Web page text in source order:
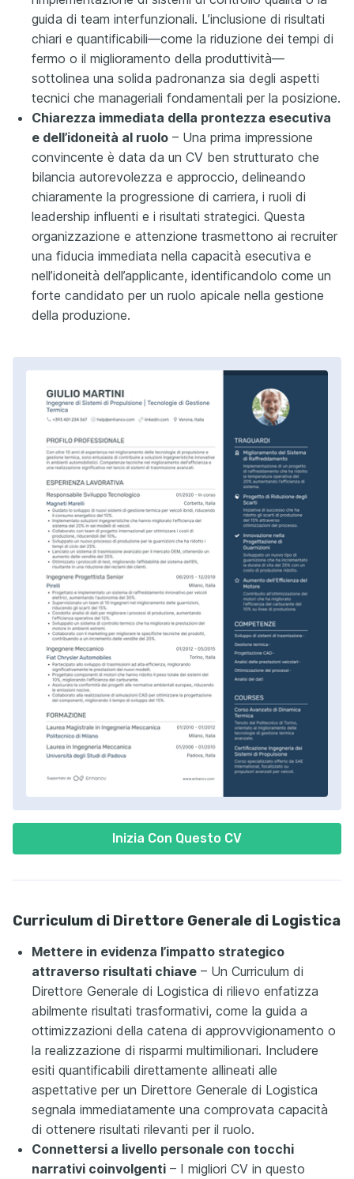
Inizia Con Questo CV
guida di team interfunzionali. L’inclusione di risultati
chiari e quantificabili—come la riduzione dei tempi di
fermo o il miglioramento della produttività—
sottolinea una solida padronanza sia degli aspetti
tecnici che manageriali fondamentali per la posizione.
Chiarezza immediata della prontezza esecutiva
e dell’idoneità al ruolo – Una prima impressione
convincente è data da un CV ben strutturato che
bilancia autorevolezza e approccio, delineando
chiaramente la progressione di carriera, i ruoli di
leadership influenti e i risultati strategici. Questa
organizzazione e attenzione trasmettono ai recruiter
una fiducia immediata nella capacità esecutiva e
nell’idoneità dell’applicante, identificandolo come un
forte candidato per un ruolo apicale nella gestione
della produzione.
Curriculum di Direttore Generale di Logistica
Mettere in evidenza l’impatto strategico
attraverso risultati chiave – Un Curriculum di
Direttore Generale di Logistica di rilievo enfatizza
abilmente risultati trasformativi, come la guida a
ottimizzazioni della catena di approvvigionamento o
la realizzazione di risparmi multimilionari. Includere
esiti quantificabili direttamente allineati alle
aspettative per un Direttore Generale di Logistica
segnala immediatamente una comprovata capacità
di ottenere risultati rilevanti per il ruolo.
Connettersi a livello personale con tocchi
narrativi coinvolgenti – I migliori CV in questo